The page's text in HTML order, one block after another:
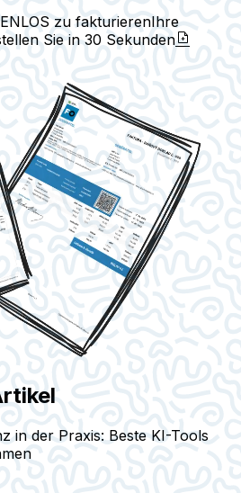
zu fakturierenIhre
Sie in 30 Sekunden
in der Praxis: Beste KI-Tools